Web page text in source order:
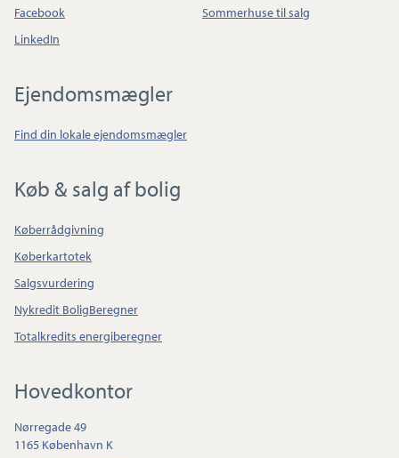
Facebook
LinkedIn
Sommerhuse til salg
Ejendomsmægler
Find din lokale ejendomsmægler
Køb & salg af bolig
Køberrådgivning
Køberkartotek
Salgsvurdering
Nykredit BoligBeregner
Totalkredits energiberegner
Hovedkontor
Nørregade 49
1165 København K